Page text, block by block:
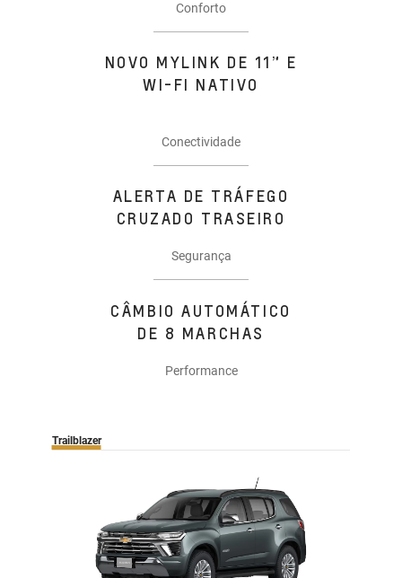
Conforto
NOVO MYLINK DE 11” E
WI-FI NATIVO
Conectividade
ALERTA DE TRÁFEGO
CRUZADO TRASEIRO
Segurança
CÂMBIO AUTOMÁTICO
DE 8 MARCHAS
Performance
Trailblazer